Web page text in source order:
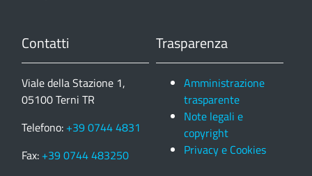
Contatti
Viale della Stazione 1,
05100 Terni TR
Telefono: +39 0744 4831
Fax: +39 0744 483250
Trasparenza
Amministrazione
trasparente
Note legali e
copyright
Privacy e Cookies